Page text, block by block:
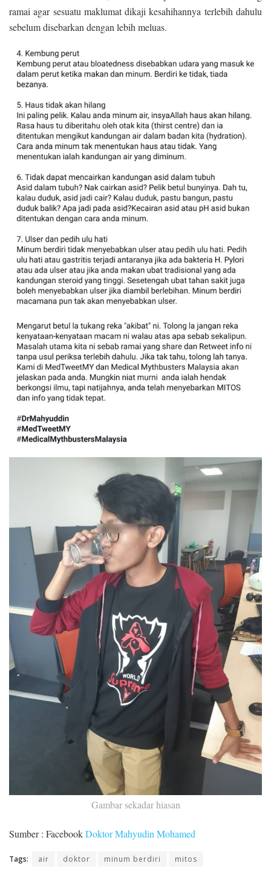
ramai agar sesuatu maklumat dikaji kesahihannya terlebih dahulu
sebelum disebarkan dengan lebih meluas.
Gambar sekadar hiasan
Sumber : FacebookDoktor Mahyudin Mohamed
Tags: air doktor minum berdiri mitos